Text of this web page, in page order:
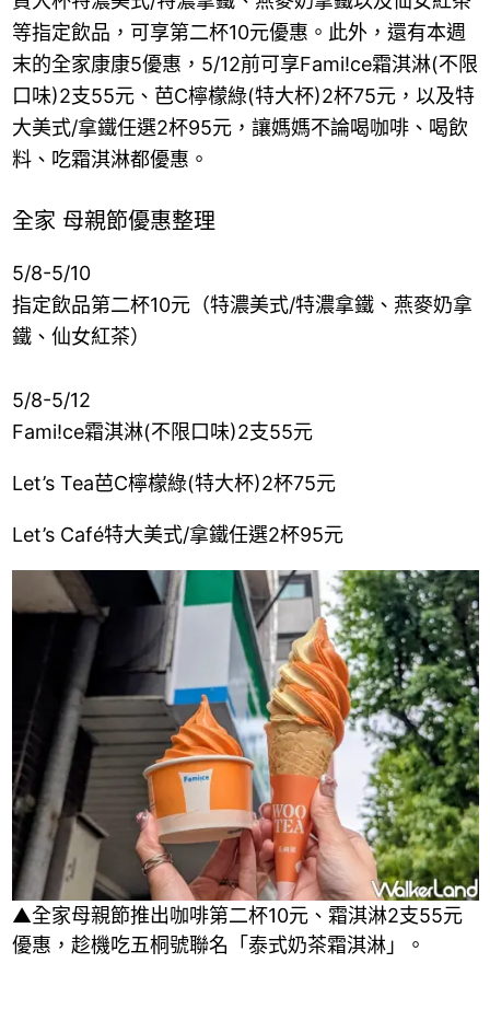
等指定飲品，可享第二杯10元優惠。此外，還有本週
末的全家康康5優惠，5/12前可享Fami!ce霜淇淋(不限
口味)2支55元、芭C檸檬綠(特大杯)2杯75元，以及特
大美式/拿鐵任選2杯95元，讓媽媽不論喝咖啡、喝飲
料、吃霜淇淋都優惠。
全家 母親節優惠整理
5/8-5/10
指定飲品第二杯10元（特濃美式/特濃拿鐵、燕麥奶拿
鐵、仙女紅茶）
5/8-5/12
Fami!ce霜淇淋(不限口味)2支55元
Let’s Tea芭C檸檬綠(特大杯)2杯75元
Let’s Café特大美式/拿鐵任選2杯95元
▲全家母親節推出咖啡第二杯10元、霜淇淋2支55元
優惠，趁機吃五桐號聯名「泰式奶茶霜淇淋」。